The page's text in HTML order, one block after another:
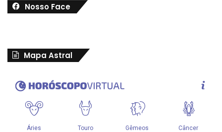
Nosso Face
Mapa Astral